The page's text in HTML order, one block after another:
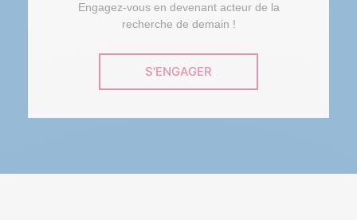
Engagez-vous en devenant acteur de la
recherche de demain !
S'ENGAGER